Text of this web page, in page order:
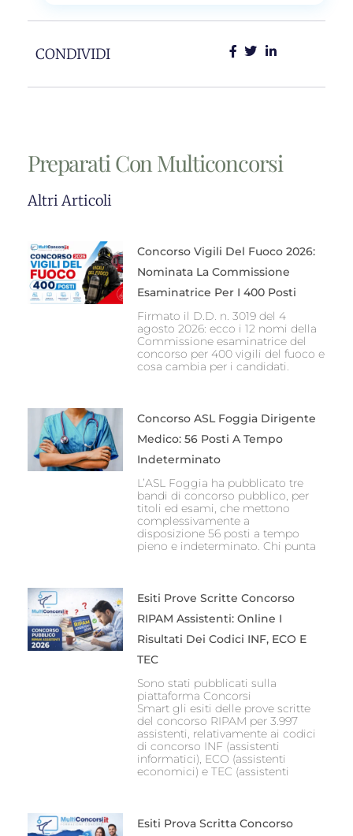
CONDIVIDI
Preparati Con Multiconcorsi
Altri Articoli
Concorso Vigili Del Fuoco 2026:
Nominata La Commissione
Esaminatrice Per I 400 Posti
Firmato il D.D. n. 3019 del 4
agosto 2026: ecco i 12 nomi della
Commissione esaminatrice del
concorso per 400 vigili del fuoco e
cosa cambia per i candidati.
Concorso ASL Foggia Dirigente
Medico: 56 Posti A Tempo
Indeterminato
L’ASL Foggia ha pubblicato tre
bandi di concorso pubblico, per
titoli ed esami, che mettono
complessivamente a
disposizione 56 posti a tempo
pieno e indeterminato. Chi punta
Esiti Prove Scritte Concorso
RIPAM Assistenti: Online I
Risultati Dei Codici INF, ECO E
TEC
Sono stati pubblicati sulla
piattaforma Concorsi
Smart gli esiti delle prove scritte
del concorso RIPAM per 3.997
assistenti, relativamente ai codici
di concorso INF (assistenti
informatici), ECO (assistenti
economici) e TEC (assistenti
Esiti Prova Scritta Concorso